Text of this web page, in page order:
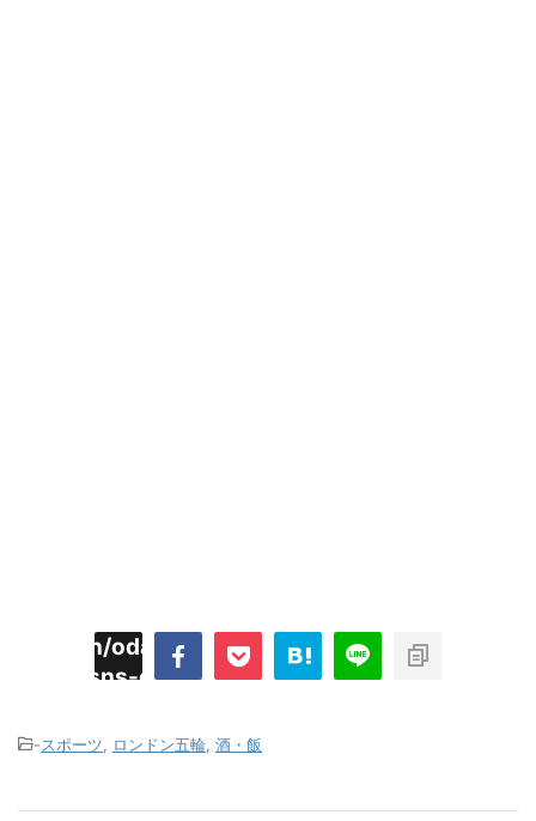
odaiji.com/public_html/blog/wp-
sns-count-cache/sns-count-
-スポーツ ロンドン五輪 酒・飯